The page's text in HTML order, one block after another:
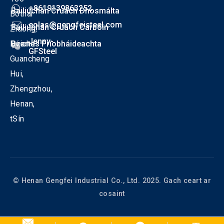
Bóthar
Zidong,
Dúiche
Guancheng
Hui,
Zhengzhou,
Henan,
tSín
+8619139863252
eolas@gengfeisteel.com
Jenny-
GFSteel
Bailiúchán Cruach Dhosmálta
Bailiúchán Cruach Carbóin
Beartas Príobháideachta
© Henan Gengfei Industrial Co., Ltd. 2025. Gach ceart ar
cosaint